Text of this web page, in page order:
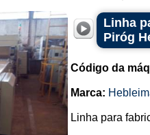
Linha
Piróg
Código da
Marca:
Linha para